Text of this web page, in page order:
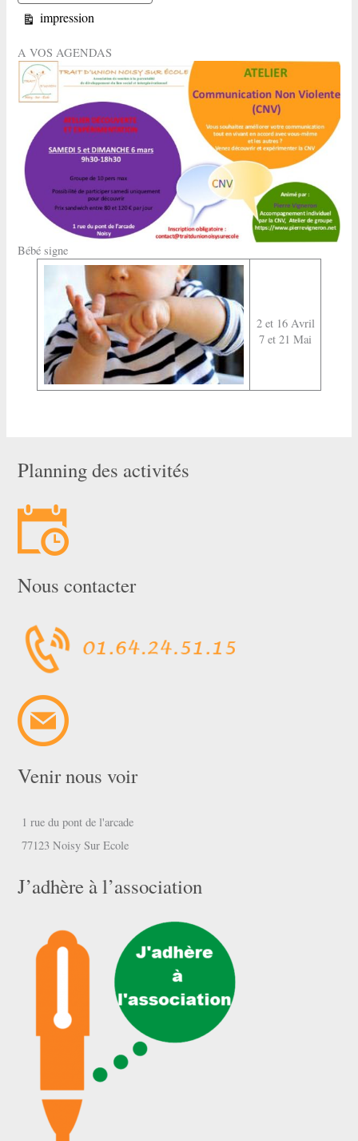
Vue
impression
A VOS AGENDAS
Bébé signe
2 et 16 Avril
7 et 21 Mai
Planning des activités
Nous contacter
Venir nous voir
1 rue du pont de l'arcade
77123 Noisy Sur Ecole
J’adhère à l’association